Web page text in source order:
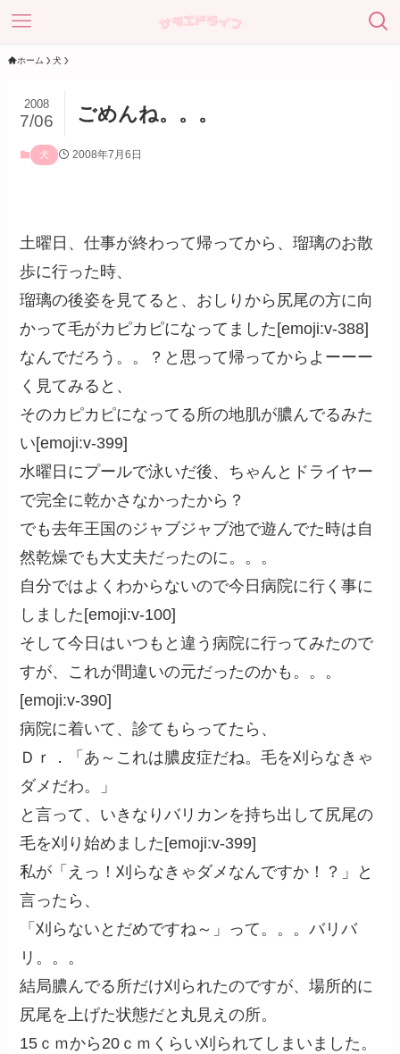
ホーム 犬
ごめんね。。。
2008
7/06
犬 2008年7月6日
土曜日、仕事が終わって帰ってから、瑠璃のお散
歩に行った時、
瑠璃の後姿を見てると、おしりから尻尾の方に向
かって毛がカピカピになってました[emoji:v-388]
なんでだろう。。？と思って帰ってからよーーー
く見てみると、
そのカピカピになってる所の地肌が膿んでるみた
い[emoji:v-399]
水曜日にプールで泳いだ後、ちゃんとドライヤー
で完全に乾かさなかったから？
でも去年王国のジャブジャブ池で遊んでた時は自
然乾燥でも大丈夫だったのに。。。
自分ではよくわからないので今日病院に行く事に
しました[emoji:v-100]
そして今日はいつもと違う病院に行ってみたので
すが、これが間違いの元だったのかも。。。
[emoji:v-390]
病院に着いて、診てもらってたら、
Ｄｒ．「あ～これは膿皮症だね。毛を刈らなきゃ
ダメだわ。」
と言って、いきなりバリカンを持ち出して尻尾の
毛を刈り始めました[emoji:v-399]
私が「えっ！刈らなきゃダメなんですか！？」と
言ったら、
「刈らないとだめですね～」って。。。バリバ
リ。。。
結局膿んでる所だけ刈られたのですが、場所的に
尻尾を上げた状態だと丸見えの所。
15ｃｍから20ｃｍくらい刈られてしまいました。